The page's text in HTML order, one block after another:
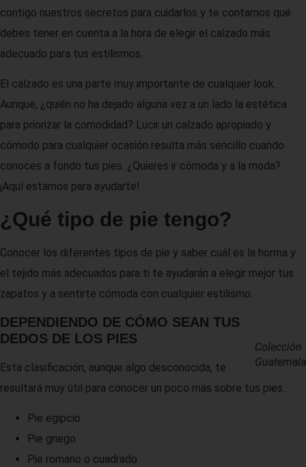
contigo nuestros secretos para cuidarlos y te contamos qué
debes tener en cuenta a la hora de elegir el calzado más
adecuado para tus estilismos.
El calzado es una parte muy importante de cualquier look.
Aunque, ¿quién no ha dejado alguna vez a un lado la estética
para priorizar la comodidad? Lucir un calzado apropiado y
cómodo para cualquier ocasión resulta más sencillo cuando
conoces a fondo tus pies. ¿Quieres ir cómoda y a la moda?
¡Aquí estamos para ayudarte!
¿Qué tipo de pie tengo?
Conocer los diferentes tipos de pie y saber cuál es la horma y
el tejido más adecuados para ti te ayudarán a elegir mejor tus
zapatos y a sentirte cómoda con cualquier estilismo.
Colección
Guatemala
DEPENDIENDO DE CÓMO SEAN TUS
DEDOS DE LOS PIES
Esta clasificación, aunque algo desconocida, te
resultará muy útil para conocer un poco más sobre tus pies.
Pie egipcio
Pie griego
Pie romano o cuadrado